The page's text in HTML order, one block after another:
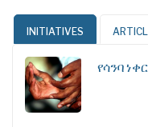
INITIATIVES
የሳንባ